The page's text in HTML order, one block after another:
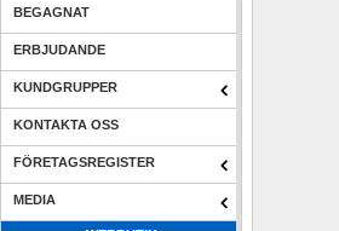
BEGAGNAT
ERBJUDANDE
KUNDGRUPPER
KONTAKTA OSS
FÖRETAGSREGISTER
MEDIA